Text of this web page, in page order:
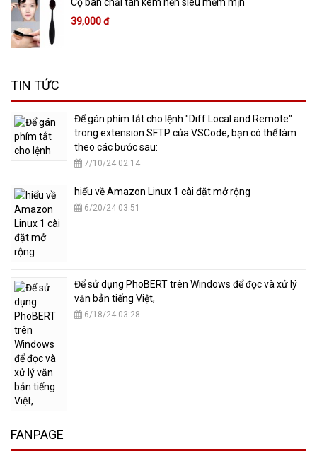
Cọ bàn chải tán kem nền siêu mềm mịn
39,000 đ
TIN TỨC
​Để gán phím tắt cho lệnh "Diff Local and Remote"
trong extension SFTP của VSCode, bạn có thể làm
theo các bước sau:
7/10/24 02:14
hiểu về Amazon Linux 1 cài đặt mở rộng
6/20/24 03:51
​Để sử dụng PhoBERT trên Windows để đọc và xử lý
văn bản tiếng Việt,
6/18/24 03:28
FANPAGE